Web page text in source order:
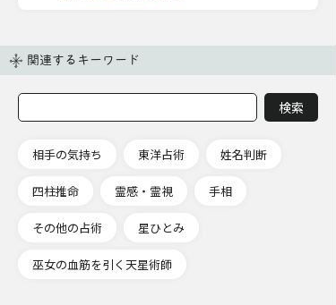
関連するキーワード
相手の気持ち 東洋占術 姓名判断
四柱推命 霊感・霊視 手相
その他の占術 星ひとみ
巫女の血筋を引く天星術師